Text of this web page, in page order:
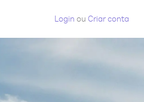
Login ou Criar conta